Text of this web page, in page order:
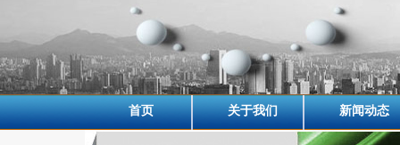
首页 关于我们 新闻动态